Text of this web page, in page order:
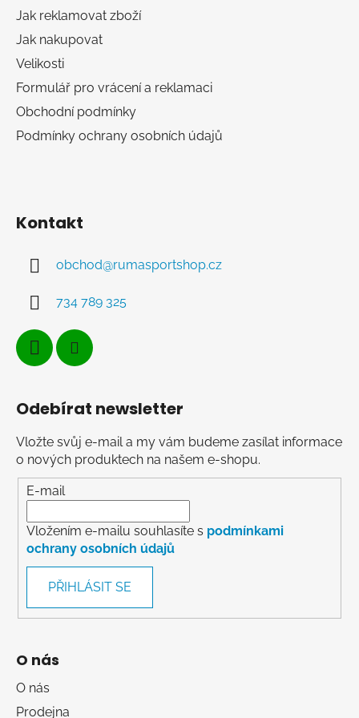
i
Jak reklamovat zboží
Jak nakupovat
Velikosti
Formulář pro vrácení a reklamaci
Obchodní podmínky
Podmínky ochrany osobních údajů
Kontakt
obchod@rumasportshop.cz
734 789 325
Odebírat newsletter
Vložte svůj e-mail a my vám budeme zasílat informace
o nových produktech na našem e-shopu.
E-mail
Vložením e-mailu souhlasíte s podmínkami
ochrany osobních údajů
PŘIHLÁSIT SE
O nás
O nás
Prodejna